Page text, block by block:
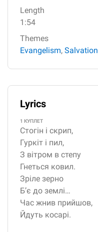
Length
1:54
Themes
Evangelism, Salvation
Lyrics
1 КУПЛЕТ
Стогін і скрип,
Гуркіт і пил,
З вітром в степу
Гнеться ковил.
Зріле зерно
Б’є до землі…
Час жнив прийшов,
Йдуть косарі.